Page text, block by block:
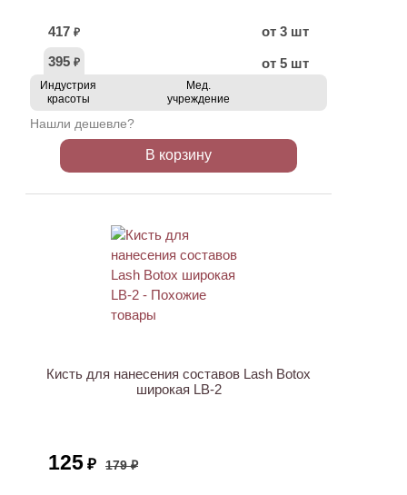
417 ₽
от 3 шт
395 ₽ от 5 шт
Индустрия
красоты
Мед.
учреждение
Нашли дешевле?
В корзину
Кисть для нанесения составов Lash Botox
широкая LB-2
125 ₽ 179 ₽